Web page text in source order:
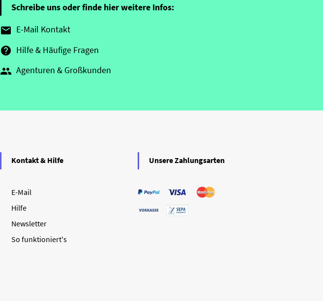
Schreibe uns oder finde hier weitere Infos:
 E-Mail Kontakt
 Hilfe & Häufige Fragen
 Agenturen & Großkunden
Kontakt & Hilfe
E-Mail
Hilfe
Newsletter
So funktioniert's
Unsere Zahlungsarten